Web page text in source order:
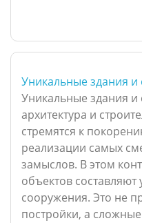
Уникальные здания
Уникальные здания
архитектура и
стремятся к
реализации самых
замыслов. В этом
объектов
сооружения. Это не
постройки, а сложные